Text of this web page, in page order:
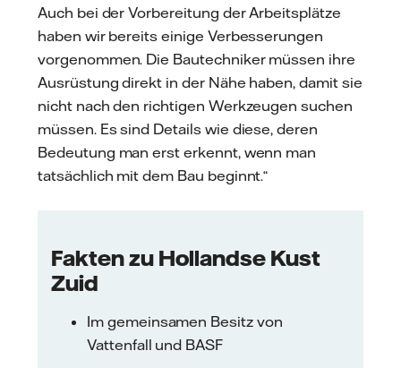
Auch bei der Vorbereitung der Arbeitsplätze
haben wir bereits einige Verbesserungen
vorgenommen. Die Bautechniker müssen ihre
Ausrüstung direkt in der Nähe haben, damit sie
nicht nach den richtigen Werkzeugen suchen
müssen. Es sind Details wie diese, deren
Bedeutung man erst erkennt, wenn man
tatsächlich mit dem Bau beginnt.“
Fakten zu Hollandse Kust
Zuid
Im gemeinsamen Besitz von
Vattenfall und BASF